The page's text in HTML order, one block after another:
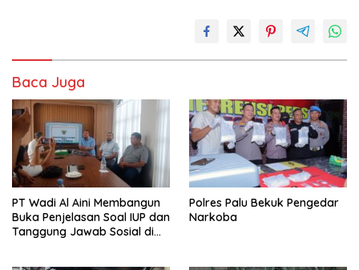
Baca Juga
PT Wadi Al Aini Membangun
Buka Penjelasan Soal IUP dan
Tanggung Jawab Sosial di
Polres Palu Bekuk Pengedar
Narkoba